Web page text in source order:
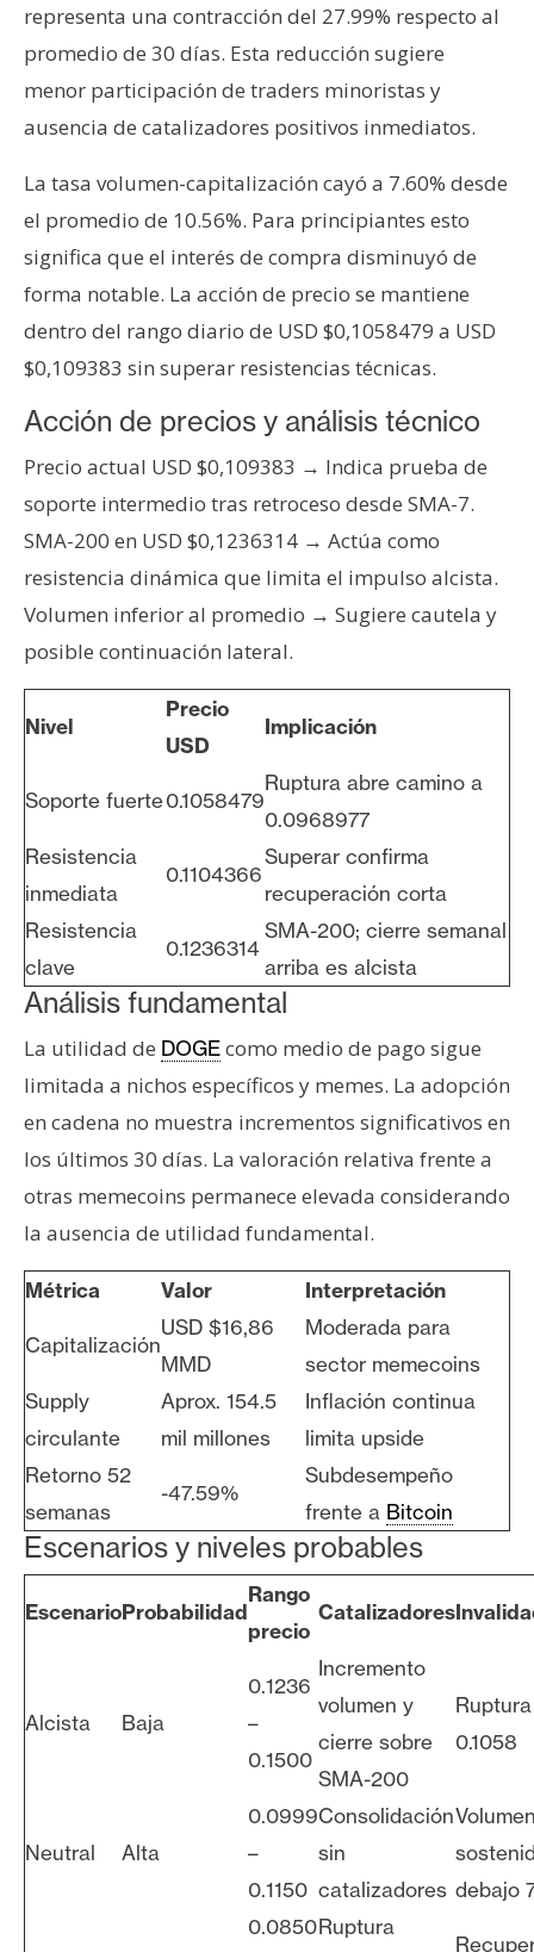
R
e
c
u
r
o
s
C
o
n
a
c
o
y
P
u
l
i
a
d
representa una contracción del 27.99% respecto al
promedio de 30 días. Esta reducción sugiere
menor participación de traders minoristas y
ausencia de catalizadores positivos inmediatos.
La tasa volumen-capitalización cayó a 7.60% desde
el promedio de 10.56%. Para principiantes esto
significa que el interés de compra disminuyó de
forma notable. La acción de precio se mantiene
dentro del rango diario de USD $0,1058479 a USD
$0,109383 sin superar resistencias técnicas.
Acción de precios y análisis técnico
Precio actual USD $0,109383 → Indica prueba de
soporte intermedio tras retroceso desde SMA-7.
SMA-200 en USD $0,1236314 → Actúa como
resistencia dinámica que limita el impulso alcista.
Volumen inferior al promedio → Sugiere cautela y
posible continuación lateral.
Nivel
Precio
USD
Implicación
Soporte fuerte0.1058479
Ruptura abre camino a
0.0968977
Resistencia
inmediata
0.1104366
Superar confirma
recuperación corta
Resistencia
clave
0.1236314
SMA-200; cierre semanal
arriba es alcista
Análisis fundamental
La utilidad de DOGEcomo medio de pago sigue
limitada a nichos específicos y memes. La adopción
en cadena no muestra incrementos significativos en
los últimos 30 días. La valoración relativa frente a
otras memecoins permanece elevada considerando
la ausencia de utilidad fundamental.
Métrica Valor Interpretación
Capitalización
USD $16,86
MMD
Moderada para
sector memecoins
Supply
circulante
Aprox. 154.5
mil millones
Inflación continua
limita upside
Retorno 52
semanas
-47.59%
Subdesempeño
frente a Bitcoin
Escenarios y niveles probables
EscenarioProbabilidad
Rango
precio
Catalizadores
Alcista Baja
0.1236
–
0.1500
Incremento
volumen y
cierre sobre
SMA-200
Ruptura
0.1058
Neutral Alta
0.0999
–
0.1150
Consolidación
sin
catalizadores debajo
0.0850Ruptura